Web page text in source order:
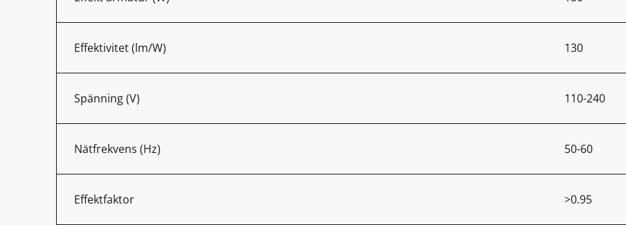
Effektivitet (lm/W) 130
Spänning (V) 110-240
Nätfrekvens (Hz) 50-60
Effektfaktor >0.95